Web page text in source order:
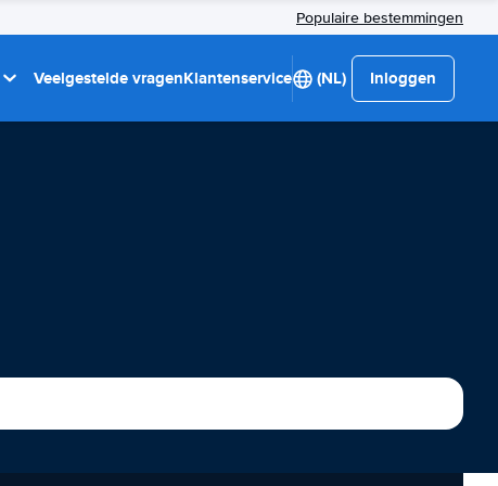
Populaire bestemmingen
Veelgestelde vragenKlantenservice (NL) Inloggen